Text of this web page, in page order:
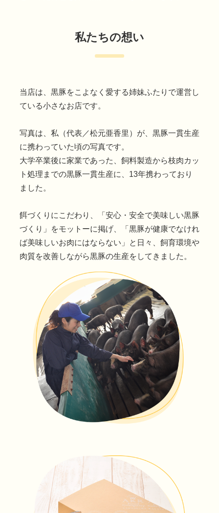
私たちの想い
当店は、黒豚をこよなく愛する姉妹ふたりで運営し
ている小さなお店です。
写真は、私（代表／松元亜香里）が、黒豚一貫生産
に携わっていた頃の写真です。
大学卒業後に家業であった、飼料製造から枝肉カッ
ト処理までの黒豚一貫生産に、13年携わっており
ました。
餌づくりにこだわり、「安心・安全で美味しい黒豚
づくり」をモットーに掲げ、「黒豚が健康でなけれ
ば美味しいお肉にはならない」と日々、飼育環境や
肉質を改善しながら黒豚の生産をしてきました。